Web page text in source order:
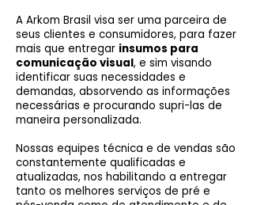
A Arkom Brasil visa ser uma parceira de
seus clientes e consumidores, para fazer
mais que entregar insumos para
comunicação visual, e sim visando
identificar suas necessidades e
demandas, absorvendo as informações
necessárias e procurando supri-las de
maneira personalizada.
Nossas equipes técnica e de vendas são
constantemente qualificadas e
atualizadas, nos habilitando a entregar
tanto os melhores serviços de pré e